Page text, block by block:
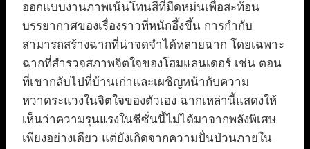
ออกแบบงานภาพเน้นโทนสีที่มืดหม่นเพื่อสะท้อน
บรรยากาศของเรื่องราวที่หนักอึ้งขึ้น การกำกับ
สามารถสร้างฉากที่น่าจดจำได้หลายฉาก โดยเฉพาะ
ฉากที่สำรวจสภาพจิตใจของโฮมแลนเดอร์ เช่น ตอน
ที่เขากลับไปที่บ้านเก่าและเผชิญหน้ากับความ
หวาดระแวงในจิตใจของตัวเอง ฉากเหล่านี้แสดงให้
เห็นว่าความรุนแรงในซีซั่นนี้ไม่ได้มาจากพลังพิเศษ
เพียงอย่างเดียว แต่ยังเกิดจากความปั่นป่วนภายใน